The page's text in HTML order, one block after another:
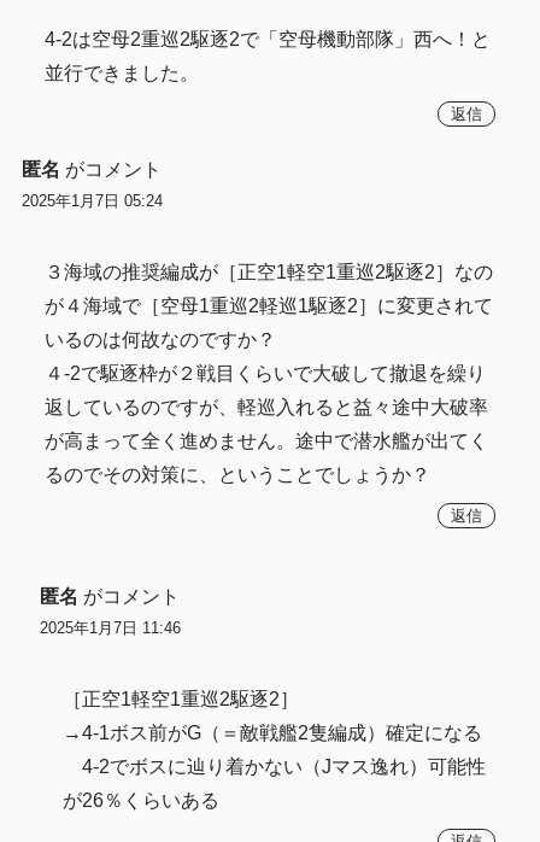
4-2は空母2重巡2駆逐2で「空母機動部隊」西へ！と
並行できました。
返信
匿名 がコメント
2025年1月7日 05:24
３海域の推奨編成が［正空1軽空1重巡2駆逐2］なの
が４海域で［空母1重巡2軽巡1駆逐2］に変更されて
いるのは何故なのですか？
４-2で駆逐枠が２戦目くらいで大破して撤退を繰り
返しているのですが、軽巡入れると益々途中大破率
が高まって全く進めません。途中で潜水艦が出てく
るのでその対策に、ということでしょうか？
返信
匿名 がコメント
2025年1月7日 11:46
［正空1軽空1重巡2駆逐2］
→4-1ボス前がG（＝敵戦艦2隻編成）確定になる
4-2でボスに辿り着かない（Jマス逸れ）可能性
が26％くらいある